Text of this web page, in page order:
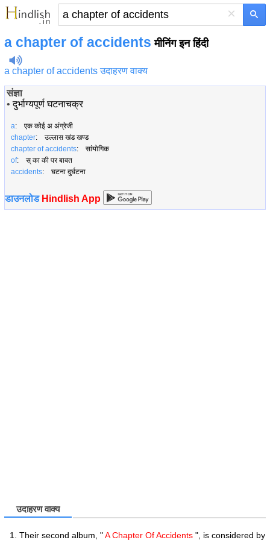
×
a chapter of accidents मीनिंग इन हिंदी
a chapter of accidents उदाहरण वाक्य
संज्ञा
•दुर्भाग्यपूर्ण घटनाचक्र
a: एक कोई अ अंग्रेजी
chapter: उल्लास खंड खण्ड
chapter of accidents: सांयोगिक
of: स् का की पर बाबत
accidents: घटना दुर्घटना
डाउनलोड Hindlish App
उदाहरण वाक्य
Their second album, "A Chapter Of Accidents ", is considered by